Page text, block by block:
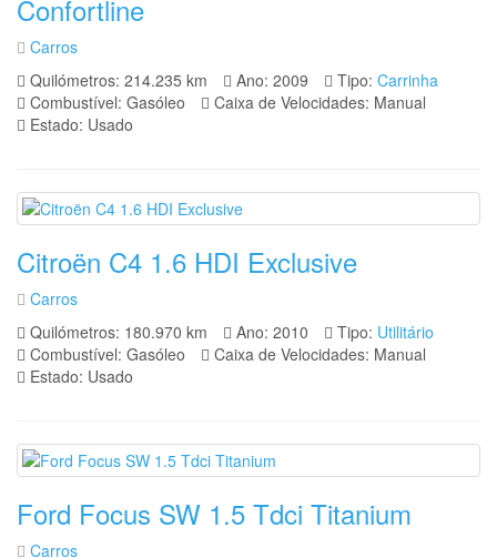
Confortline
Carros
Quilómetros: 214.235 km
Ano: 2009 Tipo: Carrinha
Combustível: Gasóleo
Caixa de Velocidades: Manual
Estado: Usado
Citroën C4 1.6 HDI Exclusive
Carros
Quilómetros: 180.970 km
Ano: 2010 Tipo: Utilitário
Combustível: Gasóleo
Caixa de Velocidades: Manual
Estado: Usado
Ford Focus SW 1.5 Tdci Titanium
Carros